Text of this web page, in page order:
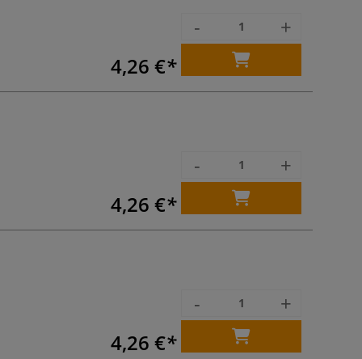
4,26 €
- +
4,26 €
- +
4,26 €
- +